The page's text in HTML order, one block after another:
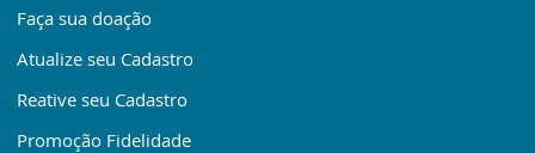
Faça sua doação
Atualize seu Cadastro
Reative seu Cadastro
Promoção Fidelidade